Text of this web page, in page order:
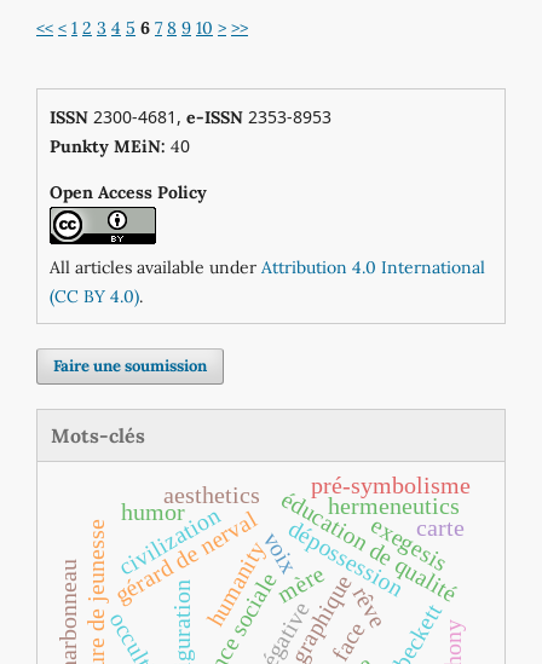
<< < 1 2 3 4 5 6 7 8 9 10 > >>
ISSN2300-4681, e-ISSN2353-8953
Punkty MEiN: 40
Open Access Policy
All articles available under Attribution 4.0 International
(CC BY 4.0).
Faire une soumission
Mots-clés
dépossession
éducation de qualité
rêve
gérard de nerval
pré‐symbolisme
hermeneutics
exegesis
voix
civilizationhumanity
aesthetics
humor
carte
mère
face